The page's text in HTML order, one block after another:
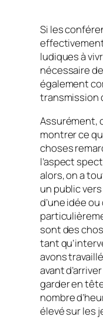
Si les
ludiques à
nécessaire
également
transmission
Assurément,
montrer ce
choses
l’aspect
alors, on a
un public
d’une idée
sont des
tant
avons
avant
garder en
nombre
élevé sur les